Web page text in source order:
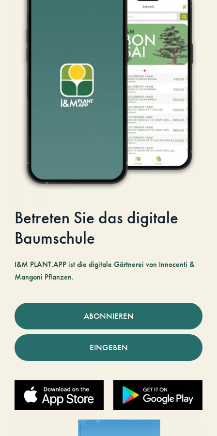
Betreten Sie das digitale
Baumschule
I&M PLANT.APP ist die digitale Gärtnerei von Innocenti &
Mangoni Pflanzen.
ABONNIEREN
EINGEBEN